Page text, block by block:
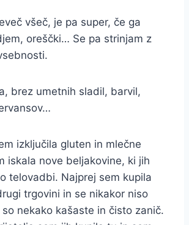
všeč, je pa super, če ga
oreščki… Se pa strinjam z
brez umetnih sladil, barvil,
izključila gluten in mlečne
iskala nove beljakovine, ki jih
telovadbi. Najprej sem kupila
trgovini in se nikakor niso
nekako kašaste in čisto zanič.